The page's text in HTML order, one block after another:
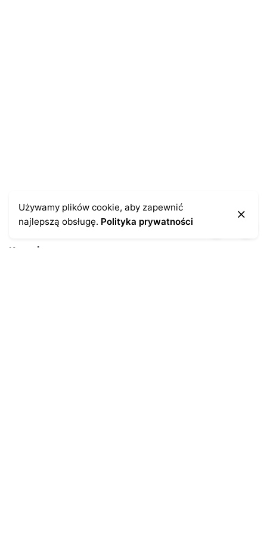
Kontakt
Używamy plików cookie, aby zapewnić
najlepszą obsługę. Polityka prywatności